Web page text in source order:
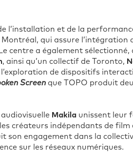
l’installation et de la
qui assure l’intégration
centre a également sélectionné,
, ainsi qu’un collectif de Toronto,
de dispositifs
Screen que TOPO produit
Makila unissent leur
créateurs indépendants de film
son engagement dans la
sur les réseaux numériques.